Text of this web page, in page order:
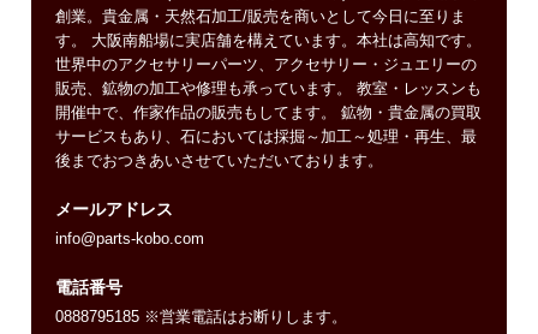
創業。貴金属・天然石加工/販売を商いとして今日に至りま
す。 大阪南船場に実店舗を構えています。本社は高知です。
世界中のアクセサリーパーツ、アクセサリー・ジュエリーの
販売、鉱物の加工や修理も承っています。 教室・レッスンも
開催中で、作家作品の販売もしてます。 鉱物・貴金属の買取
サービスもあり、石においては採掘～加工～処理・再生、最
後までおつきあいさせていただいております。
メールアドレス
info@parts-kobo.com
電話番号
0888795185 ※営業電話はお断りします。